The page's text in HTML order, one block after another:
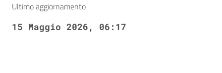
Ultimo aggiornamento
15 Maggio 2026, 06:17